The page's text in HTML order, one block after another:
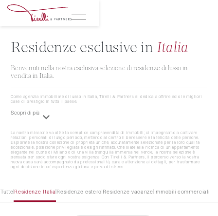
Residenze esclusive inItalia
Benvenuti nella nostra esclusiva selezione di residenze di lusso in
vendita in Italia.
Come agenzia immobiliare di lusso in Italia, Tirelli & Partners si dedica a offrire solo le migliori
case di prestigio in tutto il paese.
Scopri di più
La nostra missione va oltre la semplice compravendita di immobili; ci impegniamo a coltivare
relazioni personali di lungo periodo, mettendo al centro il benessere e la felicità delle persone.
Esplorate la nostra collezione di proprietà uniche, accuratamente selezionate per la loro qualità
eccezionale, posizione privilegiata e design raffinato. Che siate alla ricerca di un appartamento
elegante nel cuore di Milano o di una villa tranquilla immersa nel verde, la nostra selezione è
pensata per soddisfare ogni vostra esigenza. Con Tirelli & Partners, il percorso verso la vostra
nuova casa sarà accompagnato da professionalità, cura e attenzione ai dettagli, per trasformare
ogni decisione in un'esperienza gioiosa e priva di stress.
TutteResidenze ItaliaResidenze esteroResidenze vacanze Immobili commerciali